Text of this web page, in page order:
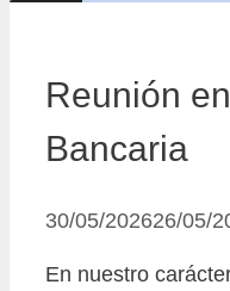
Reunión
Bancaria
30/05/202626/05/
En nuestro